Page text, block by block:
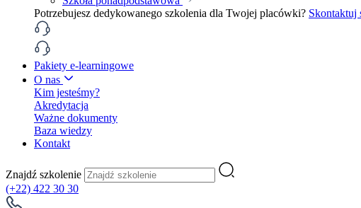
Potrzebujesz dedykowanego szkolenia dla Twojej placówki? Skontaktuj
Pakiety e-learningowe
O nas
Kim jesteśmy?
Akredytacja
Ważne dokumenty
Baza wiedzy
Kontakt
Znajdź szkolenie
(+22) 422 30 30